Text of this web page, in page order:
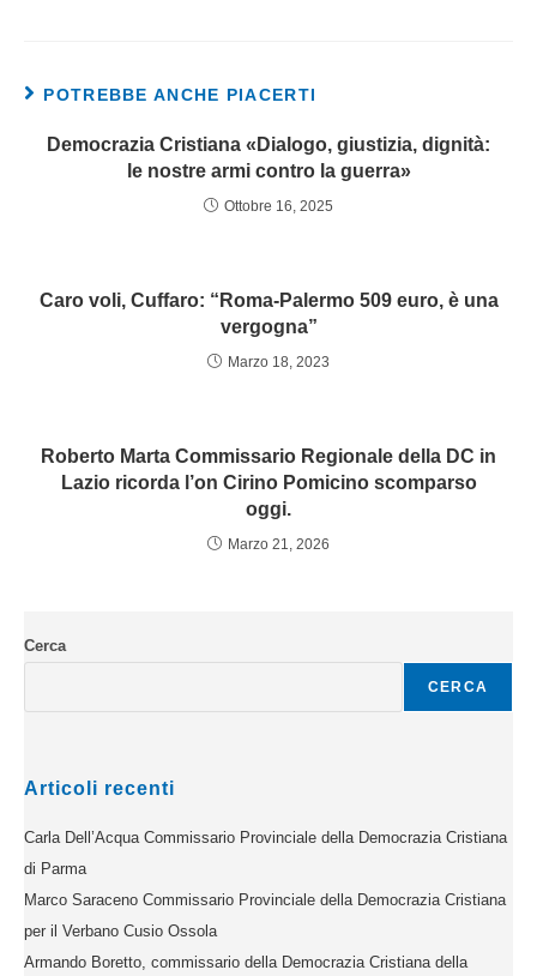
POTREBBE ANCHE PIACERTI
Democrazia Cristiana «Dialogo, giustizia, dignità:
le nostre armi contro la guerra»
Ottobre 16, 2025
Caro voli, Cuffaro: “Roma-Palermo 509 euro, è una
vergogna”
Marzo 18, 2023
Roberto Marta Commissario Regionale della DC in
Lazio ricorda l’on Cirino Pomicino scomparso
oggi.
Marzo 21, 2026
Cerca
CERCA
Articoli recenti
Carla Dell’Acqua Commissario Provinciale della Democrazia Cristiana
di Parma
Marco Saraceno Commissario Provinciale della Democrazia Cristiana
per il Verbano Cusio Ossola
Armando Boretto, commissario della Democrazia Cristiana della